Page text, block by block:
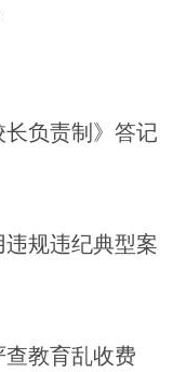
负责制》答记
规违纪典型案
教育乱收费